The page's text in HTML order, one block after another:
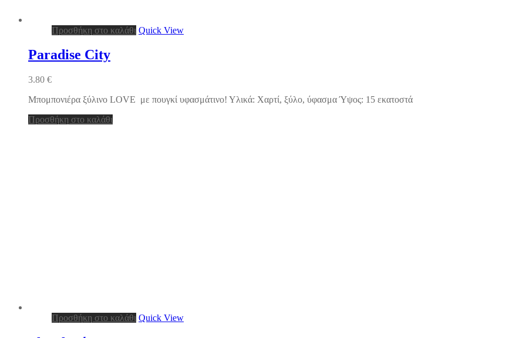
Προσθήκη στο καλάθι Quick View
Paradise City
3.80 €
Μπομπονιέρα ξύλινο LOVE με πουγκί υφασμάτινο! Υλικά: Χαρτί, ξύλο, ύφασμα Ύψος: 15 εκατοστά
Προσθήκη στο καλάθι
Προσθήκη στο καλάθι Quick View